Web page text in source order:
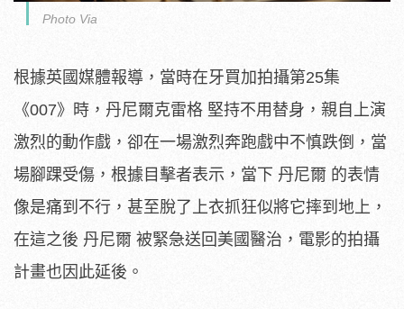
Photo Via
根據英國媒體報導，當時在牙買加拍攝第25集
《007》時，丹尼爾克雷格 堅持不用替身，親自上演
激烈的動作戲，卻在一場激烈奔跑戲中不慎跌倒，當
場腳踝受傷，根據目擊者表示，當下 丹尼爾 的表情
像是痛到不行，甚至脫了上衣抓狂似將它摔到地上，
在這之後 丹尼爾 被緊急送回美國醫治，電影的拍攝
計畫也因此延後。